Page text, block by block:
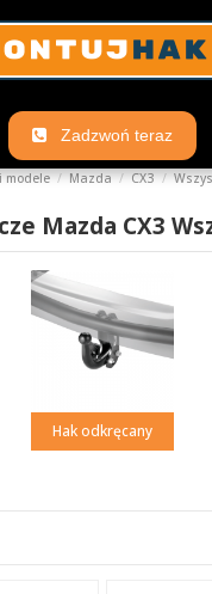
Zadzwoń teraz
modele Mazda CX3
Mazda CX3
Hak odkręcany